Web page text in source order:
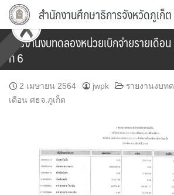
Skip
content
สำนักงานศึกษาธิการจังหวัดภูเก็ต
รายงานงบทดลองหน่วยเบิกจ่ายรายเดือ
ที่ 6
2 เมษายน 2564 jwpk
รายงานงบท
เดือน ศธจ.ภูเก็ต